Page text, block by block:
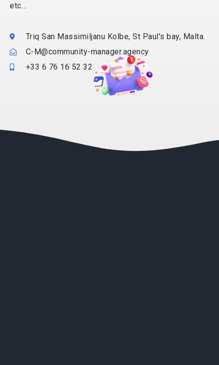
etc…
Triq San Massimiljanu Kolbe, St Paul's bay, Malta.
C-M@community-manager.agency
+33 6 76 16 52 32